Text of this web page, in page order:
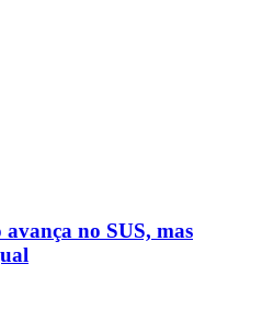
no SUS, mas